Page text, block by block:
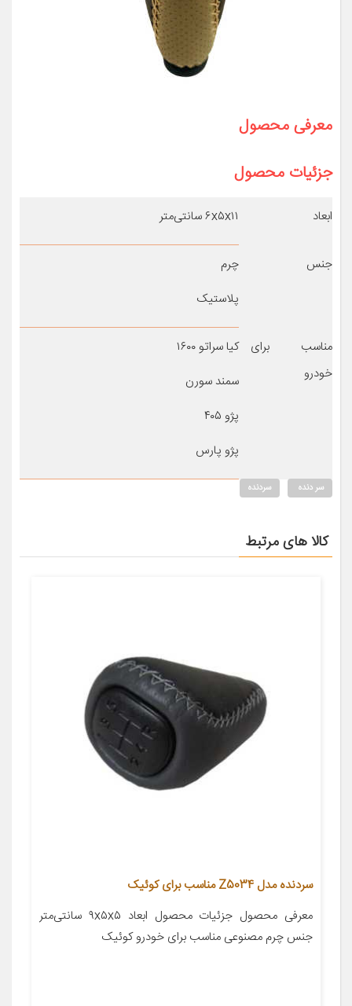
معرفی محصول
جزئیات محصول
ابعاد ۶x۵x۱۱ سانتی‌متر
جنس
چرم
پلاستیک
مناسب برای
خودرو
کیا سراتو ۱۶۰۰
سمند سورن
پژو ۴۰۵
پژو پارس
سر دنده سردنده
کالا های مرتبط
سردنده مدل Z5034 مناسب برای کوئیک
معرفی محصول جزئیات محصول ابعاد ۹x۵x۵ سانتی‌متر
جنس چرم مصنوعی مناسب برای خودرو کوئیک